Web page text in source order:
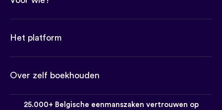
Het platform
Over zelf boekhouden
25.000+ Belgische eenmanszaken vertrouwen op